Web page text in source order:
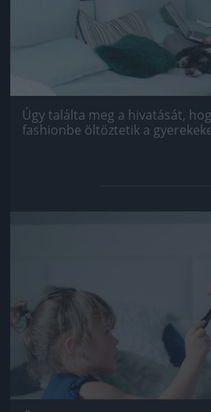
Úgy találta meg a hivatását,
fashionbe öltöztetik a
Jön még